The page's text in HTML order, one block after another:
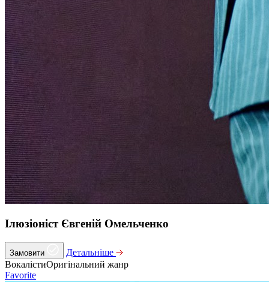
Ілюзіоніст Євгеній Омельченко
Замовити
Детальніше
ВокалістиОригінальний жанр
Favorite